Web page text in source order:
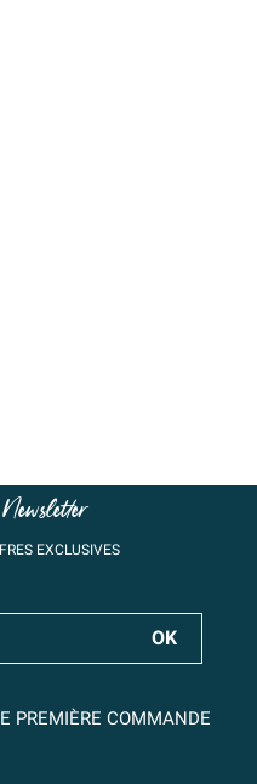
Newsletter
EXCLUSIVES
PREMIÈRE COMMANDE